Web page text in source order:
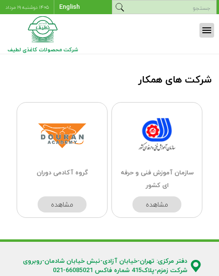
English ۱۴۰۵ دوشنبه ۱۹ مرداد
menu
شرکت محصولات کاغذی لطیف
شرکت های همکار
سازمان آموزش فنی و حرفه
ای کشور
مشاهده
گروه آکادمی دوران
مشاهده
دفتر مرکزی: تهران-خیابان آزادی-نبش خیابان شادمان-روبروی
شرکت زمزم-پلاک415 شماره فاکس 66085021-021